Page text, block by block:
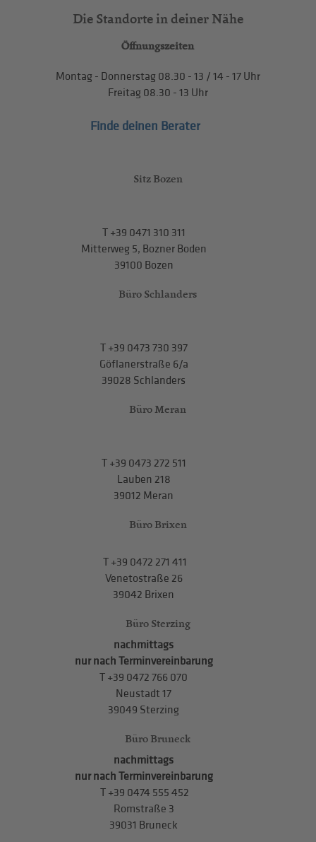
Die Standorte in deiner Nähe
Öffnungszeiten
Montag - Donnerstag 08.30 - 13 / 14 - 17 Uhr
Freitag 08.30 - 13 Uhr
Finde deinen Berater
Sitz Bozen
T+39 0471 310 311
Mitterweg 5, Bozner Boden
39100 Bozen
Büro Schlanders
T+39 0473 730 397
Göflanerstraße 6/a
39028 Schlanders
Büro Meran
T+39 0473 272 511
Lauben 218
39012 Meran
Büro Brixen
T+39 0472 271 411
Venetostraße 26
39042 Brixen
Büro Sterzing
nachmittags
nur nach Terminvereinbarung
T +39 0472 766 070
Neustadt 17
39049 Sterzing
Büro Bruneck
nachmittags
nur nach Terminvereinbarung
T +39 0474 555 452
Romstraße 3
39031 Bruneck